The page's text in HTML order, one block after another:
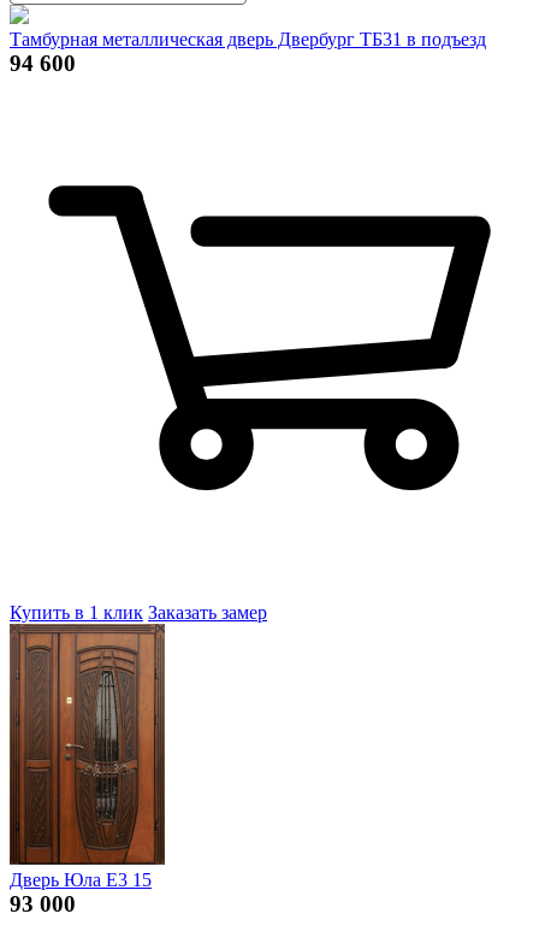
Тамбурная металлическая дверь Двербург ТБ31 в подъезд
94 600
Купить в 1 клик Заказать замер
Дверь Юла Е3 15
93 000